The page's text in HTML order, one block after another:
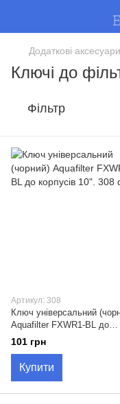
Додаткові аксесуари
Ключі до
Фільтр
Артикул: 308
Ключ універсальний
Aquafilter FXWR1-BL до
корпусів 10".
101 грн
Купити